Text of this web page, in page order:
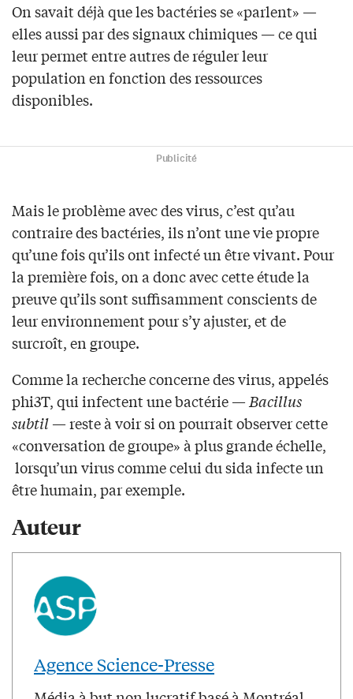
On savait déjà que les bactéries se «parlent» —
elles aussi par des signaux chimiques — ce qui
leur permet entre autres de réguler leur
population en fonction des ressources
disponibles.
Publicité
Mais le problème avec des virus, c’est qu’au
contraire des bactéries, ils n’ont une vie propre
qu’une fois qu’ils ont infecté un être vivant. Pour
la première fois, on a donc avec cette étude la
preuve qu’ils sont suffisamment conscients de
leur environnement pour s’y ajuster, et de
surcroît, en groupe.
Comme la recherche concerne des virus, appelés
phi3T, qui infectent une bactérie — Bacillus
subtil— reste à voir si on pourrait observer cette
«conversation de groupe» à plus grande échelle,
lorsqu’un virus comme celui du sida infecte un
être humain, par exemple.
Auteur
Agence Science-Presse